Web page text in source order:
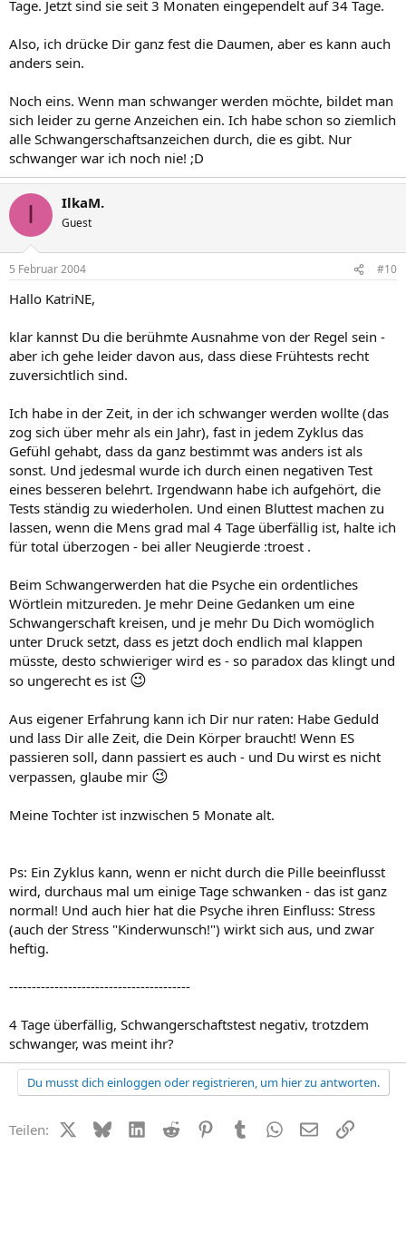
Tage. Jetzt sind sie seit 3 Monaten eingependelt auf 34 Tage.
Also, ich drücke Dir ganz fest die Daumen, aber es kann auch
anders sein.
Noch eins. Wenn man schwanger werden möchte, bildet man
sich leider zu gerne Anzeichen ein. Ich habe schon so ziemlich
alle Schwangerschaftsanzeichen durch, die es gibt. Nur
schwanger war ich noch nie! ;D
I IlkaM.
Guest
5 Februar 2004 #10
Hallo KatriNE,
klar kannst Du die berühmte Ausnahme von der Regel sein -
aber ich gehe leider davon aus, dass diese Frühtests recht
zuversichtlich sind.
Ich habe in der Zeit, in der ich schwanger werden wollte (das
zog sich über mehr als ein Jahr), fast in jedem Zyklus das
Gefühl gehabt, dass da ganz bestimmt was anders ist als
sonst. Und jedesmal wurde ich durch einen negativen Test
eines besseren belehrt. Irgendwann habe ich aufgehört, die
Tests ständig zu wiederholen. Und einen Bluttest machen zu
lassen, wenn die Mens grad mal 4 Tage überfällig ist, halte ich
für total überzogen - bei aller Neugierde :troest .
Beim Schwangerwerden hat die Psyche ein ordentliches
Wörtlein mitzureden. Je mehr Deine Gedanken um eine
Schwangerschaft kreisen, und je mehr Du Dich womöglich
unter Druck setzt, dass es jetzt doch endlich mal klappen
müsste, desto schwieriger wird es - so paradox das klingt und
so ungerecht es ist 😉
Aus eigener Erfahrung kann ich Dir nur raten: Habe Geduld
und lass Dir alle Zeit, die Dein Körper braucht! Wenn ES
passieren soll, dann passiert es auch - und Du wirst es nicht
verpassen, glaube mir 😉
Meine Tochter ist inzwischen 5 Monate alt.
Ps: Ein Zyklus kann, wenn er nicht durch die Pille beeinflusst
wird, durchaus mal um einige Tage schwanken - das ist ganz
normal! Und auch hier hat die Psyche ihren Einfluss: Stress
(auch der Stress "Kinderwunsch!") wirkt sich aus, und zwar
heftig.
----------------------------------------
4 Tage überfällig, Schwangerschaftstest negativ, trotzdem
schwanger, was meint ihr?
Du musst dich einloggen oder registrieren, um hier zu antworten.
Teilen: X (Twitter)
BlueskyLinkedIn
Reddit PinterestTumblr WhatsApp
E-MailLink